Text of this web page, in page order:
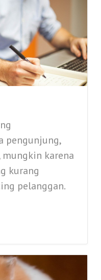
pengunjung,
mungkin karena
kurang
pelanggan.